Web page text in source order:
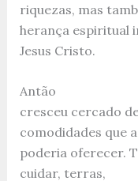
riquezas, mas
herança espiritual
Jesus Cristo.
Antão
cresceu cercado
comodidades que
poderia oferecer.
cuidar, terras,